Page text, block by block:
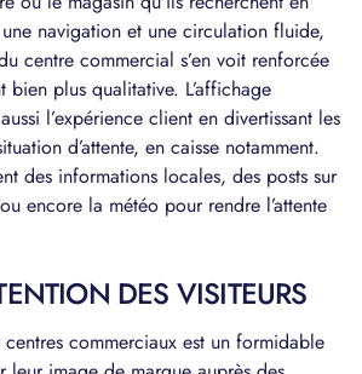
navigation et une circulation fluide,
centre commercial s’en voit renforcée
bien plus qualitative. L’affichage
l’expérience client en divertissant les
d’attente, en caisse notamment.
des informations locales, des posts sur
encore la météo pour rendre l’attente
DES VISITEURS
commerciaux est un formidable